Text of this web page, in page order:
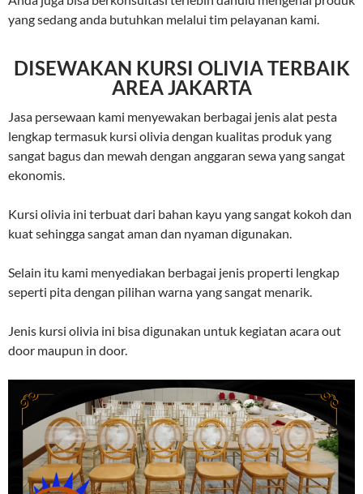
yang sedang anda butuhkan melalui tim pelayanan kami.
DISEWAKAN KURSI OLIVIA TERBAIK
AREA JAKARTA
Jasa persewaan kami menyewakan berbagai jenis alat pesta
lengkap termasuk kursi olivia dengan kualitas produk yang
sangat bagus dan mewah dengan anggaran sewa yang sangat
ekonomis.
Kursi olivia ini terbuat dari bahan kayu yang sangat kokoh dan
kuat sehingga sangat aman dan nyaman digunakan.
Selain itu kami menyediakan berbagai jenis properti lengkap
seperti pita dengan pilihan warna yang sangat menarik.
Jenis kursi olivia ini bisa digunakan untuk kegiatan acara out
door maupun in door.